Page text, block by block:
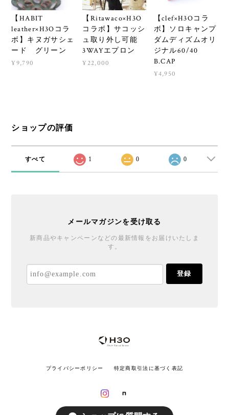
【HABIT
leather×H3Oコラ
ボ】キヌガサシェ
ード グリーン
¥9,790
【Ritawaco×H3O
コラボ】サコッシ
ュ取り外し可能
3WAYエプロン
¥22,000
【clef×H3Oコラ
ボ】ソロキャンプ
ダムディズムオリ
ジナル60/40
B.CAP
¥4,950
ショップの評価
すべて 1 0 0
メールマガジンを受け取る
新商品やキャンペーンなどの最新情報をお届けいたしま
す。
登録
プライバシーポリシー 特定商取引法に基づく表記